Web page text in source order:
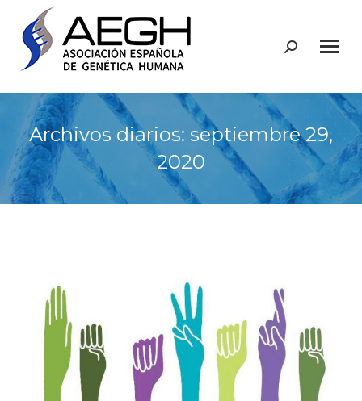
Buscar:
Archivos diarios: septiembre 29,
2020